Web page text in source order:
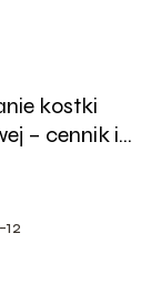
kostki
– cennik i